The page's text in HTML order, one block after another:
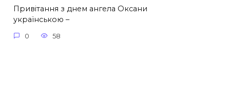
Привітання з днем ангела Оксани
українською –
0 58